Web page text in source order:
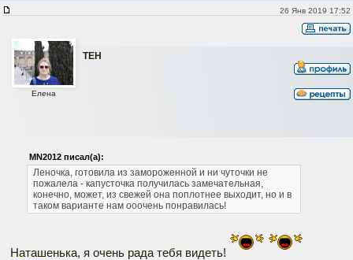
26 Янв 2019 17:52
ТЕН
Елена
MN2012 писал(а):
Леночка, готовила из замороженной и ни чуточки не
пожалела - капусточка получилась замечательная,
конечно, может, из свежей она поплотнее выходит, но и в
таком варианте нам ооочень понравилась!
Наташенька, я очень рада тебя видеть!